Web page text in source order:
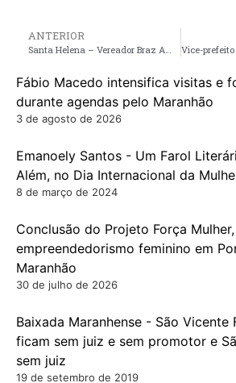
ANTERIOR
Santa Helena – Vereador Braz Amaral, denuncia descaso e abandono do governo Zezildo com a casa de apoio a saúde em São Luís
Fábio Macedo intensifica visitas e
durante agendas pelo Maranhão
3 de agosto de 2026
Emanoely Santos - Um Farol
Além, no Dia Internacional da
8 de março de 2024
Conclusão do Projeto Força
empreendedorismo feminino em
Maranhão
30 de julho de 2026
Baixada Maranhense - São Vicente
ficam sem juiz e sem promotor e
sem juiz
19 de setembro de 2019